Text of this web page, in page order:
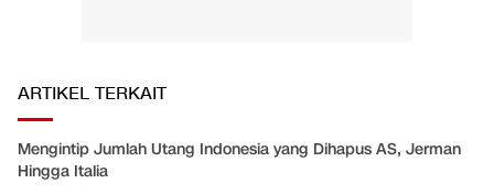
ARTIKEL TERKAIT
Mengintip Jumlah Utang Indonesia yang Dihapus AS, Jerman
Hingga Italia